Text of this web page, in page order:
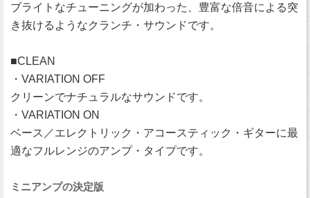
ブライトなチューニングが加わった、豊富な倍音による突
き抜けるようなクランチ・サウンドです。
■CLEAN
・VARIATION OFF
クリーンでナチュラルなサウンドです。
・VARIATION ON
ベース／エレクトリック・アコースティック・ギターに最
適なフルレンジのアンプ・タイプです。
ミニアンプの決定版